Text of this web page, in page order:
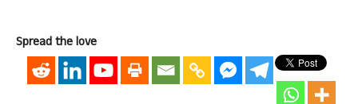
Spread the love